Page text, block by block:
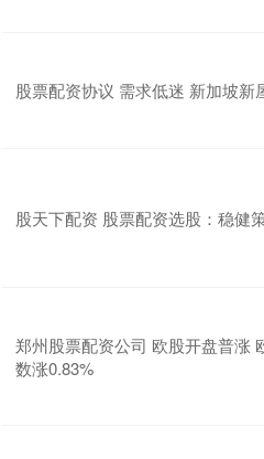
股票配资协议 需求低迷 新加坡新
股天下配资 股票配资选股：稳健
郑州股票配资公司 欧股开盘普涨
数涨0.83%